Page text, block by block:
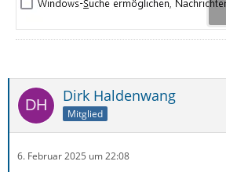
Dirk Haldenwang
Mitglied
6. Februar 2025 um 22:08